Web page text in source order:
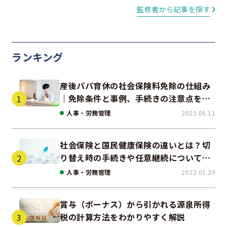
監修者から記事を探す
ランキング
産後パパ育休の社会保険料免除の仕組み
｜免除条件と事例、手続きの注意点を解
説人事・労務管理 2025.06.11
社会保険と国民健康保険の違いとは？切
り替え時の手続きや任意継続について解
説！
人事・労務管理 2022.01.29
賞与（ボーナス）から引かれる源泉所得
税の計算方法をわかりやすく解説